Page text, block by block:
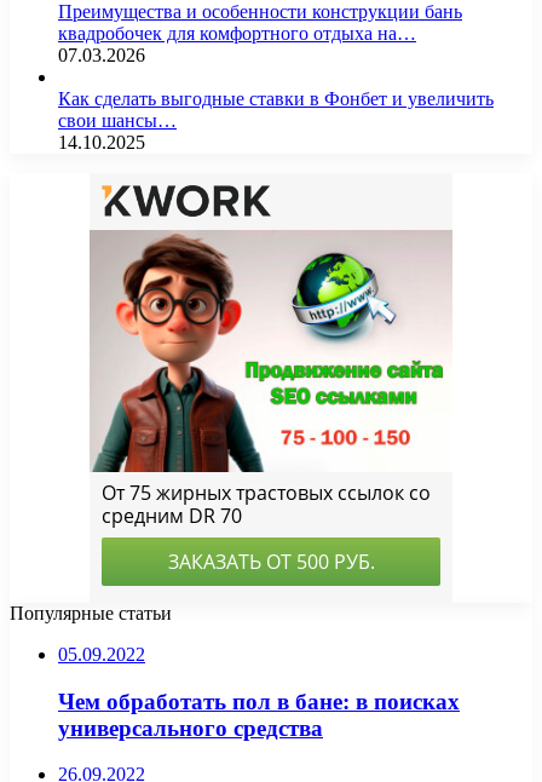
Преимущества и особенности конструкции бань
квадробочек для комфортного отдыха на…
07.03.2026
Как сделать выгодные ставки в Фонбет и увеличить
свои шансы…
14.10.2025
Популярные статьи
05.09.2022
Чем обработать пол в бане: в поисках
универсального средства
26.09.2022